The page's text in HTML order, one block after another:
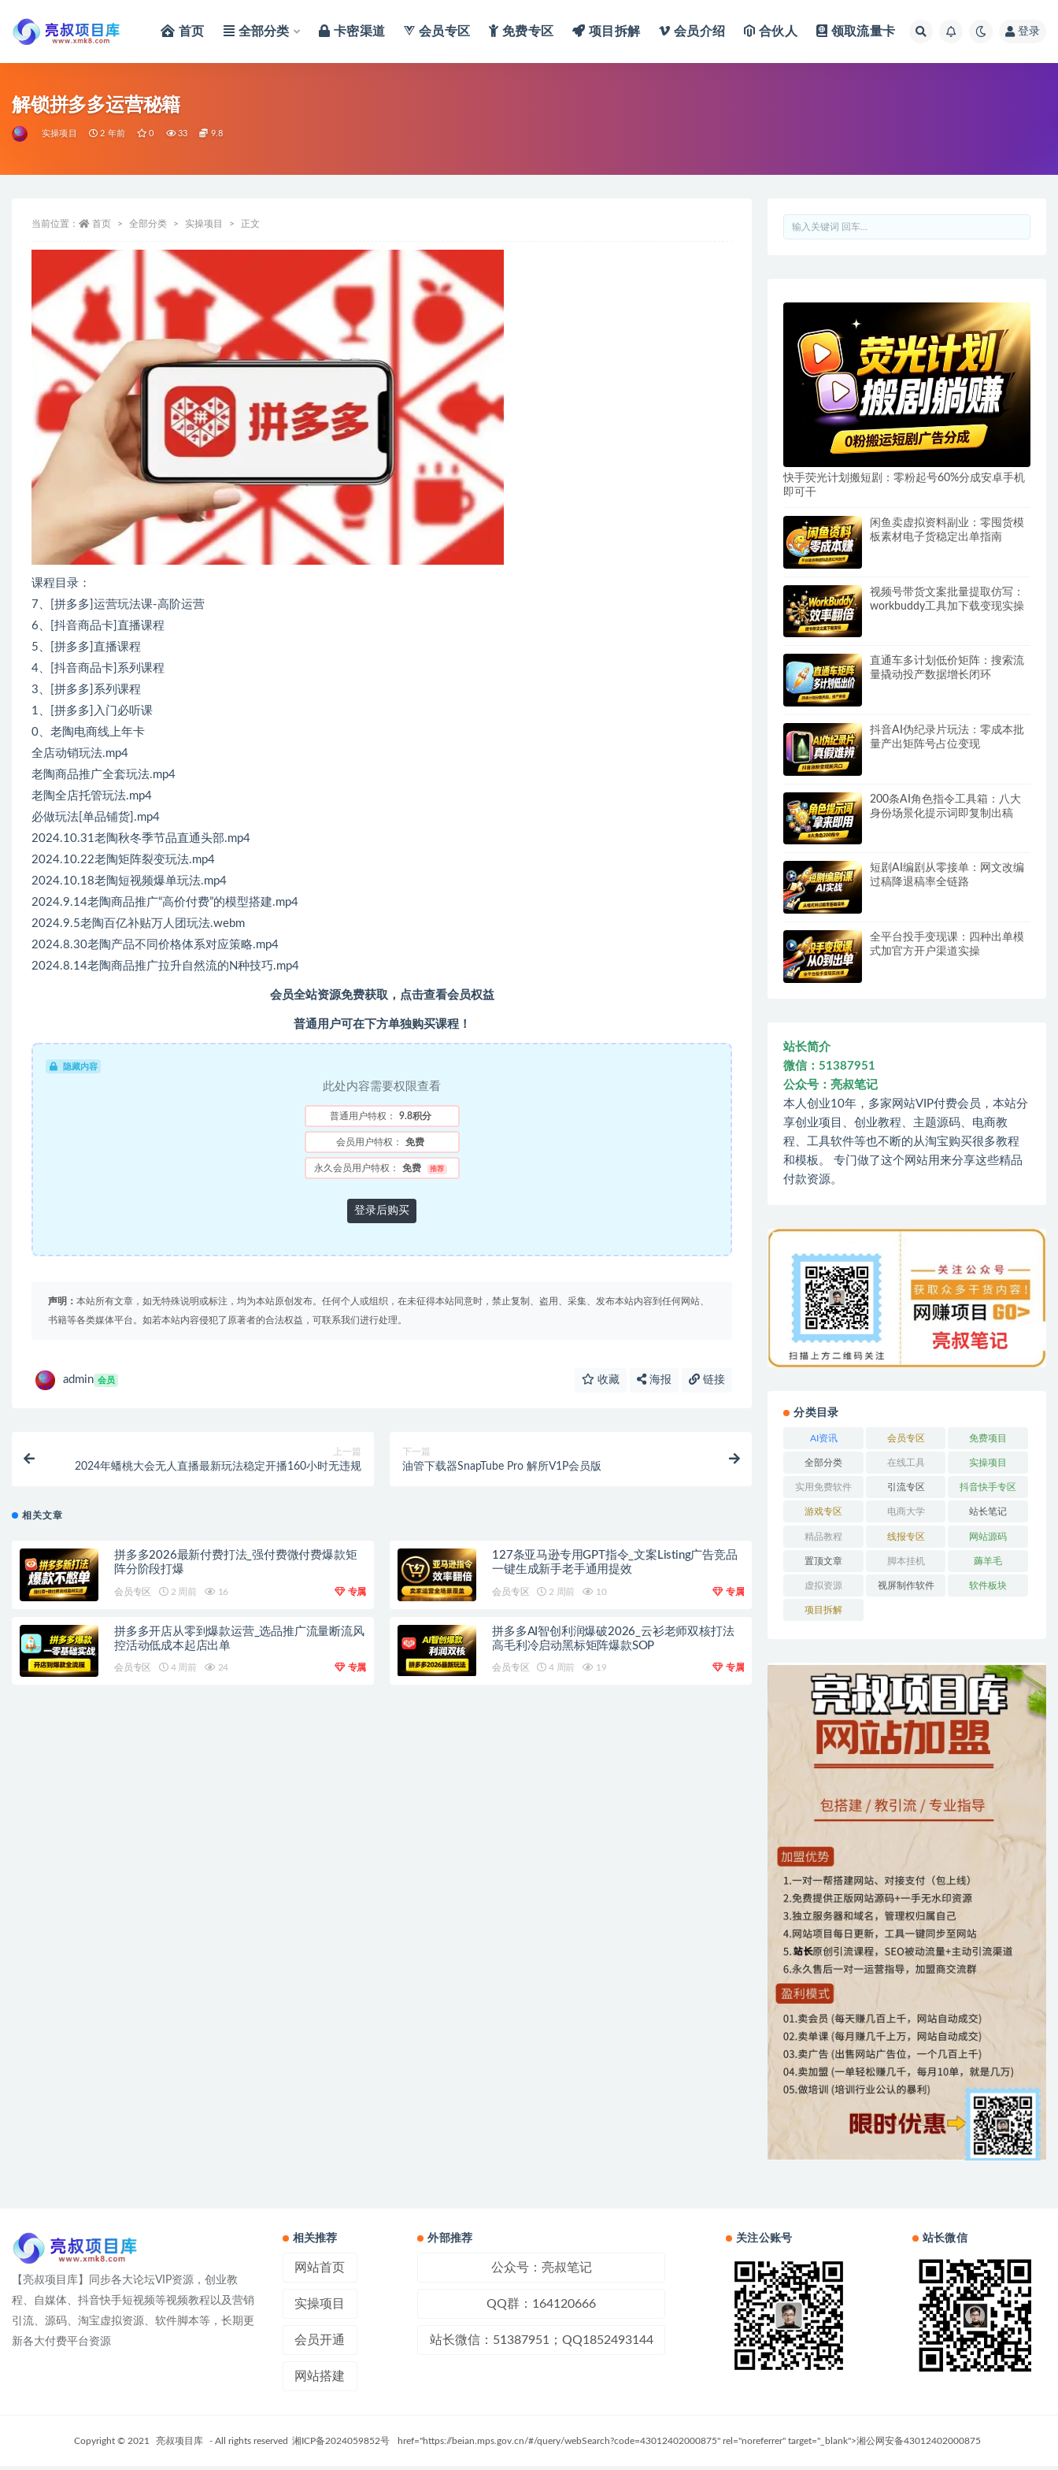
首页 全部分类 卡密渠道 会员专区 免费专区 项目拆解 会员介绍 合伙人 领取流量卡 登录
解锁拼多多运营秘籍
实操项目 2 年前 0 33 9.8
当前位置： 首页 全部分类 实操项目 正文
课程目录：
7、[拼多多]运营玩法课-高阶运营
6、[抖音商品卡]直播课程
5、[拼多多]直播课程
4、[抖音商品卡]系列课程
3、[拼多多]系列课程
1、[拼多多]入门必听课
0、老陶电商线上年卡
全店动销玩法.mp4
老陶商品推广全套玩法.mp4
老陶全店托管玩法.mp4
必做玩法[单品铺货].mp4
2024.10.31老陶秋冬季节品直通头部.mp4
2024.10.22老陶矩阵裂变玩法.mp4
2024.10.18老陶短视频爆单玩法.mp4
2024.9.14老陶商品推广“高价付费”的模型搭建.mp4
2024.9.5老陶百亿补贴万人团玩法.webm
2024.8.30老陶产品不同价格体系对应策略.mp4
2024.8.14老陶商品推广拉升自然流的N种技巧.mp4
会员全站资源免费获取，点击查看会员权益
普通用户可在下方单独购买课程！
隐藏内容
此处内容需要权限查看
普通用户特权： 9.8积分
会员用户特权： 免费
永久会员用户特权： 免费 推荐
登录后购买
声明： 本站所有文章，如无特殊说明或标注，均为本站原创发布。任何个人或组织，在未征得本站同意时，禁止复制、盗用、采集、发布本站内容到任何网站、
书籍等各类媒体平台。如若本站内容侵犯了原著者的合法权益，可联系我们进行处理。
admin 会员 收藏 海报 链接
上一篇
2024年蟠桃大会无人直播最新玩法稳定开播160小时无违规
下一篇
油管下载器SnapTube Pro 解所V1P会员版
相关文章
拼多多2026最新付费打法_强付费微付费爆款矩
阵分阶段打爆
会员专区 2 周前 16 专属
127条亚马逊专用GPT指令_文案Listing广告竞品
一键生成新手老手通用提效
会员专区 2 周前 10 专属
拼多多开店从零到爆款运营_选品推广流量断流风
控活动低成本起店出单
会员专区 4 周前 24 专属
拼多多AI智创利润爆破2026_云衫老师双核打法
高毛利冷启动黑标矩阵爆款SOP
会员专区 4 周前 19 专属
快手荧光计划搬短剧：零粉起号60%分成安卓手机
即可干
闲鱼卖虚拟资料副业：零囤货模
板素材电子货稳定出单指南
视频号带货文案批量提取仿写：
workbuddy工具加下载变现实操
直通车多计划低价矩阵：搜索流
量撬动投产数据增长闭环
抖音AI伪纪录片玩法：零成本批
量产出矩阵号占位变现
200条AI角色指令工具箱：八大
身份场景化提示词即复制出稿
短剧AI编剧从零接单：网文改编
过稿降退稿率全链路
全平台投手变现课：四种出单模
式加官方开户渠道实操
站长简介
微信：51387951
公众号：亮叔笔记
本人创业10年，多家网站VIP付费会员，本站分
享创业项目、创业教程、主题源码、电商教
程、工具软件等也不断的从淘宝购买很多教程
和模板。 专门做了这个网站用来分享这些精品
付款资源。
分类目录
AI资讯 会员专区 免费项目
全部分类 在线工具 实操项目
实用免费软件 引流专区 抖音快手专区
游戏专区 电商大学 站长笔记
精品教程 线报专区 网站源码
置顶文章 脚本挂机 薅羊毛
虚拟资源 视屏制作软件 软件板块
项目拆解
【亮叔项目库】同步各大论坛VIP资源，创业教
程、自媒体、抖音快手短视频等视频教程以及营销
引流、源码、淘宝虚拟资源、软件脚本等，长期更
新各大付费平台资源
相关推荐
网站首页
实操项目
会员开通
网站搭建
外部推荐
公众号：亮叔笔记
QQ群：164120666
站长微信：51387951；QQ1852493144
关注公账号 站长微信
Copyright © 2021 亮叔项目库 - All rights reserved 湘ICP备2024059852号 href="https://beian.mps.gov.cn/#/query/webSearch?code=43012402000875" rel="noreferrer" target="_blank">湘公网安备43012402000875